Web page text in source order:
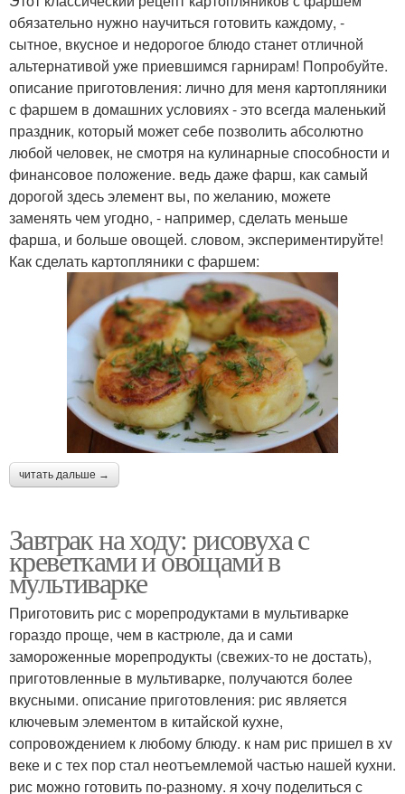
обязательно нужно научиться готовить каждому, -
сытное, вкусное и недорогое блюдо станет отличной
альтернативой уже приевшимся гарнирам! Попробуйте.
описание приготовления: лично для меня картопляники
с фаршем в домашних условиях - это всегда маленький
праздник, который может себе позволить абсолютно
любой человек, не смотря на кулинарные способности и
финансовое положение. ведь даже фарш, как самый
дорогой здесь элемент вы, по желанию, можете
заменять чем угодно, - например, сделать меньше
фарша, и больше овощей. словом, экспериментируйте!
Как сделать картопляники с фаршем:
читать дальше →
Завтрак на ходу: рисовуха с
креветками и овощами в
мультиварке
Приготовить рис с морепродуктами в мультиварке
гораздо проще, чем в кастрюле, да и сами
замороженные морепродукты (свежих-то не достать),
приготовленные в мультиварке, получаются более
вкусными. описание приготовления: рис является
ключевым элементом в китайской кухне,
сопровождением к любому блюду. к нам рис пришел в xv
веке и с тех пор стал неотъемлемой частью нашей кухни.
рис можно готовить по-разному. я хочу поделиться с